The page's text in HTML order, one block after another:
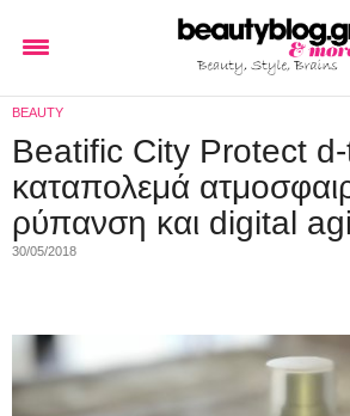
BEAUTY
Beatific City Protect
καταπολεμά
ρύπανση και digital
30/05/2018